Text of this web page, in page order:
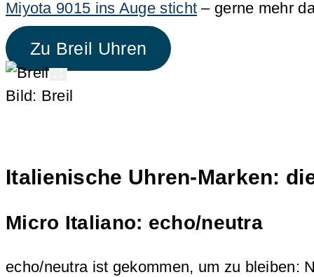
Miyota 9015 ins Auge sticht – gerne mehr
Zu Breil Uhren
Bild: Breil
Italienische Uhren-Marken:
Micro Italiano: echo/neutra
echo/neutra ist gekommen, um zu bleiben: